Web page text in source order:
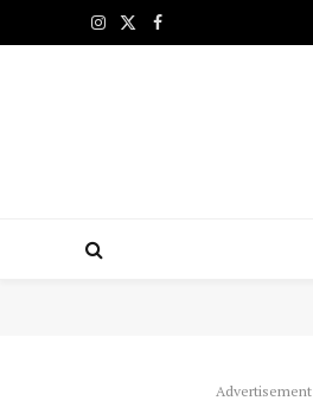
فيسبوك
X
الانستغرام
Advertisement